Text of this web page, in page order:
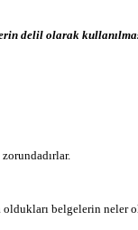
delil olarak
oldukları belgelerin